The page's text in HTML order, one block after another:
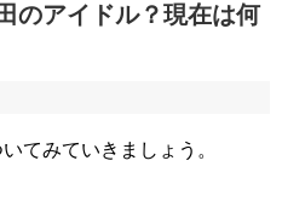
のアイドル？現在は何
てみていきましょう。